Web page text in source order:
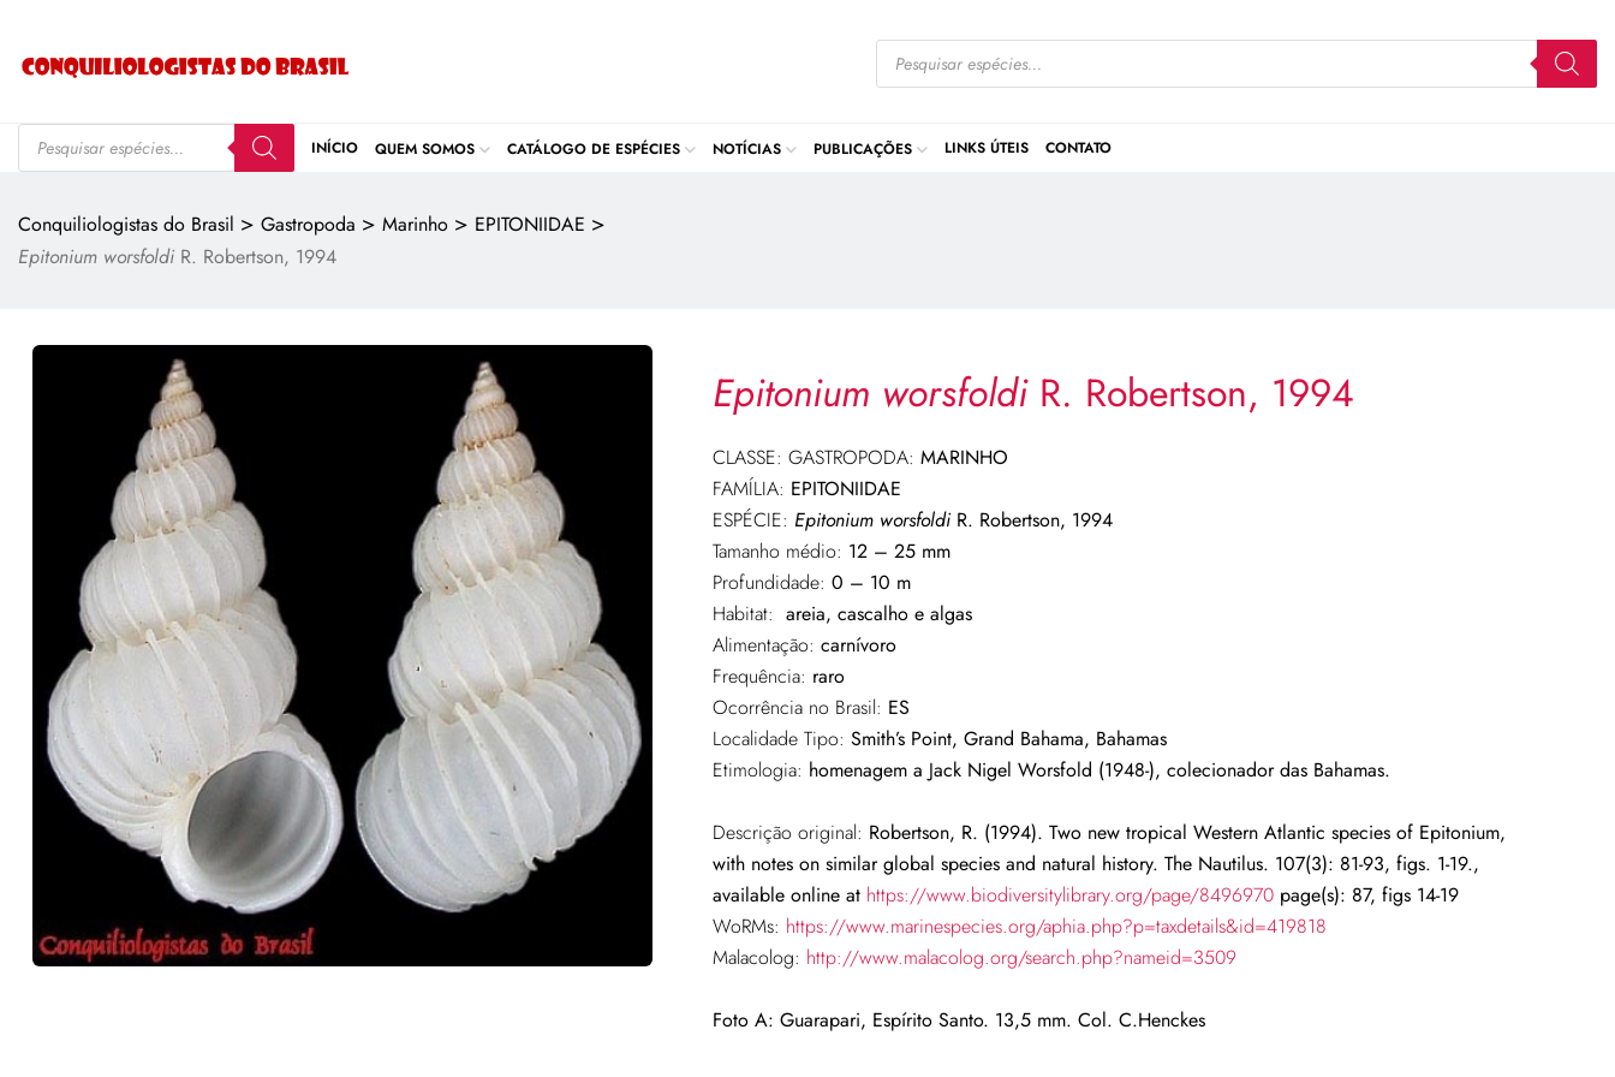
INÍCIO QUEM SOMOS CATÁLOGO DE ESPÉCIES NOTÍCIAS PUBLICAÇÕES LINKS ÚTEIS CONTATO
Conquiliologistas do Brasil > Gastropoda > Marinho > EPITONIIDAE >
Epitonium worsfoldi R. Robertson, 1994
Epitonium worsfoldiR. Robertson, 1994
CLASSE: GASTROPODA: MARINHO
FAMÍLIA: EPITONIIDAE
ESPÉCIE: Epitonium worsfoldiR. Robertson, 1994
Tamanho médio: 12 – 25 mm
Profundidade: 0 – 10 m
Habitat: areia, cascalho e algas
Alimentação: carnívoro
Frequência: raro
Ocorrência no Brasil: ES
Localidade Tipo: Smith’s Point, Grand Bahama, Bahamas
Etimologia: homenagem a Jack Nigel Worsfold (1948-), colecionador das Bahamas.
Descrição original: Robertson, R. (1994). Two new tropical Western Atlantic species of Epitonium,
with notes on similar global species and natural history. The Nautilus. 107(3): 81-93, figs. 1-19.,
available online at https://www.biodiversitylibrary.org/page/8496970 page(s): 87, figs 14-19
WoRMs: https://www.marinespecies.org/aphia.php?p=taxdetails&id=419818
Malacolog: http://www.malacolog.org/search.php?nameid=3509
Foto A: Guarapari, Espírito Santo. 13,5 mm. Col. C.Henckes